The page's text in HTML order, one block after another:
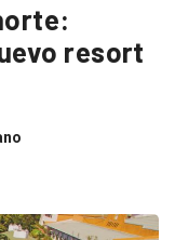
resort